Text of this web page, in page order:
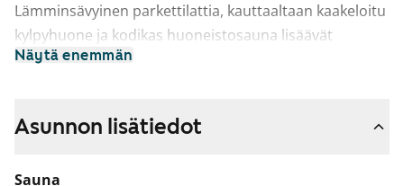
Lämminsävyinen parkettilattia, kauttaaltaan kaakeloitu
kylpyhuone ja kodikas huoneistosauna lisäävät
asunnon viihtyisyyttä mukavasti. Lasitettu parveke
Keittokomerossa on jää-pakastinkaappi ja nelilevyinen
Näytä enemmän
Asunnon lisätiedot
Sauna